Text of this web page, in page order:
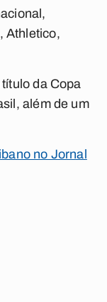
Athletico,
da Copa
além de um
no Jornal